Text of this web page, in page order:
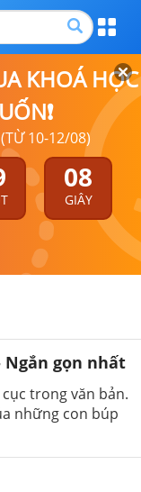
KHOÁ HỌC
10-12/08)
08
GIÂY
Ngắn gọn nhất
trong văn bản.
những con búp